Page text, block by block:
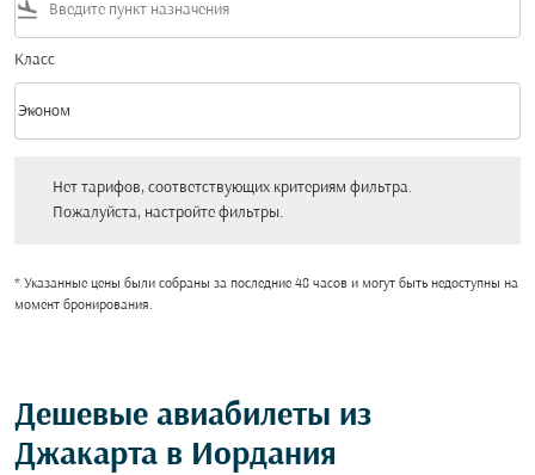
flight_land
Класс
Класс option Эконом Selected
Эконом
keyboard_arrow_down
Нет тарифов, соответствующих критериям фильтра.
Пожалуйста, настройте фильтры.
* Указанные цены были собраны за последние 48 часов и могут быть недоступны на
момент бронирования.
Дешевые авиабилеты из
Джакарта в Иордания